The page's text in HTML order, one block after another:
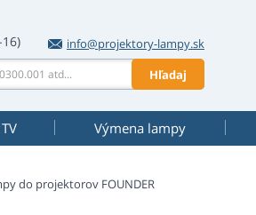
info@projektory-lampy.sk
Hľadaj
Výmena lampy
do projektorov FOUNDER